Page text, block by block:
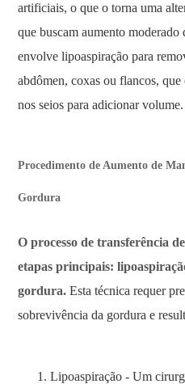
artificiais, o que o torna uma
que buscam aumento
envolve lipoaspiração para
abdômen, coxas ou flancos,
nos seios para adicionar volume.
Procedimento de Aumento de
Gordura
O processo de transferência
etapas principais:
gordura. Esta técnica requer
sobrevivência da gordura e
Lipoaspiração - Um